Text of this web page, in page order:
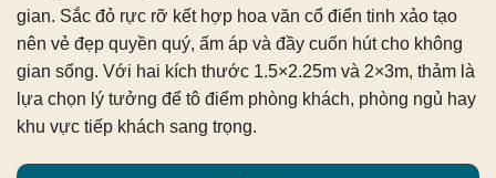
gian. Sắc đỏ rực rỡ kết hợp hoa văn cổ điển tinh xảo tạo
nên vẻ đẹp quyền quý, ấm áp và đầy cuốn hút cho không
gian sống. Với hai kích thước 1.5×2.25m và 2×3m, thảm là
lựa chọn lý tưởng để tô điểm phòng khách, phòng ngủ hay
khu vực tiếp khách sang trọng.